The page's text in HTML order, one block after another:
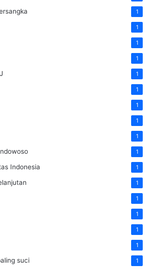
1
1
1
1
1
1
1
1
1
1
Indonesia 1
1
1
1
1
1
suci 1